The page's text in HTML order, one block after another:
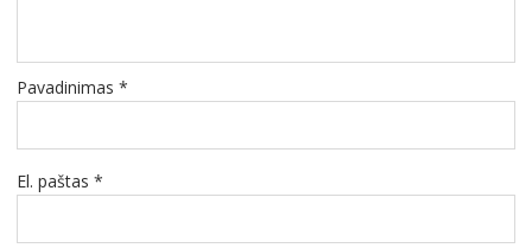
Pavadinimas *
El. paštas *